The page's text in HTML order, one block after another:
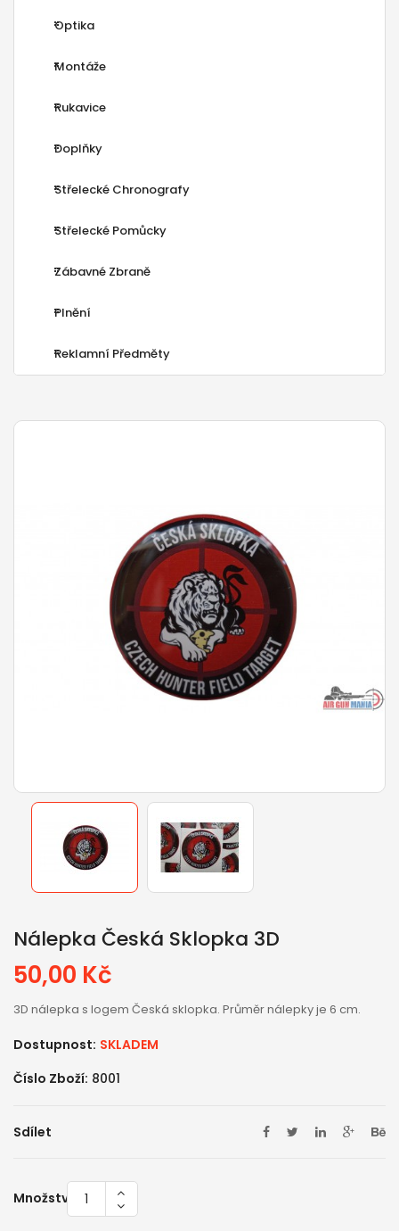
Optika
Montáže
Rukavice
Doplňky
Střelecké Chronografy
Střelecké Pomůcky
Zábavné Zbraně
Plnění
Reklamní Předměty
Nálepka Česká Sklopka 3D
50,00 Kč
3D nálepka s logem Česká sklopka. Průměr nálepky je 6 cm.
Dostupnost: SKLADEM
Číslo Zboží: 8001
Sdílet
Množství